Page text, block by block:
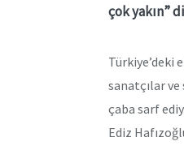
çok yakın”
Türkiye’deki
sanatçılar
çaba sarf
Ediz